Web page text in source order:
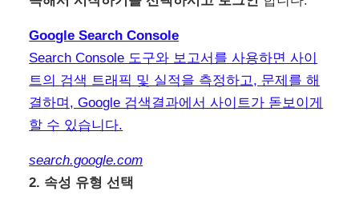
Google Search Console
Search Console 도구와 보고서를 사용하면 사이
트의 검색 트래픽 및 실적을 측정하고, 문제를 해
결하며, Google 검색결과에서 사이트가 돋보이게
할 수 있습니다.
search.google.com
2. 속성 유형 선택